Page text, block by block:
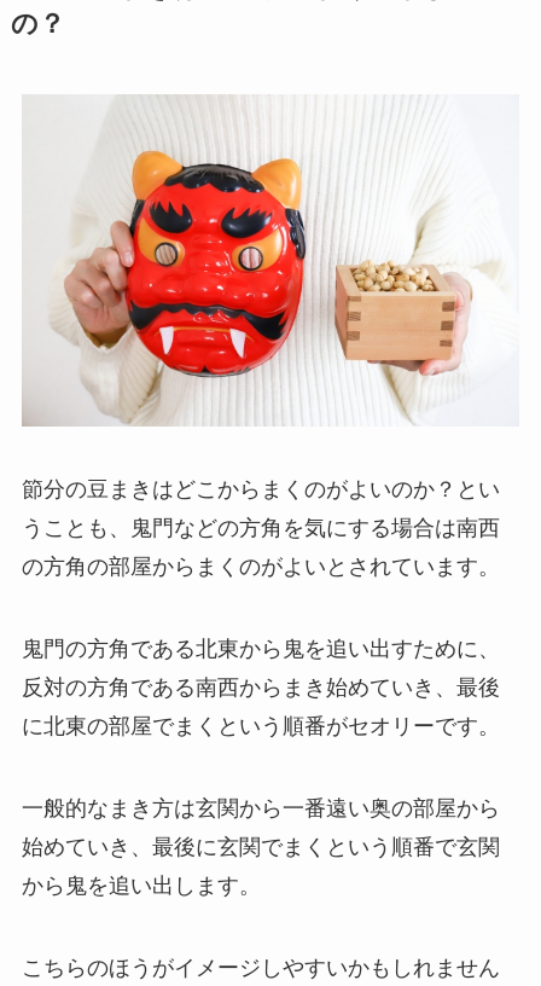
の？
節分の豆まきはどこからまくのがよいのか？とい
うことも、
鬼門などの方角を気にする場合は南西
の方角の部屋からまくのがよいとされています。
鬼門の方角である北東から鬼を追い出すために、
反対の方角である南西からまき始めていき、 最後
に北東の部屋でまくという順番がセオリーです。
一般的なまき方は玄関から一番遠い奥の部屋から
始めていき、 最後に玄関でまくという順番で玄関
から鬼を追い出します。
こちらのほうがイメージしやすいかもしれません